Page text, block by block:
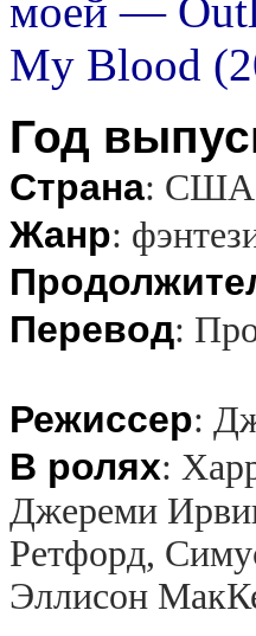
Год
Страна: США
Жанр:
Перевод:
Режиссер:
В ролях:
Джереми
Ретфорд,
Эллисон